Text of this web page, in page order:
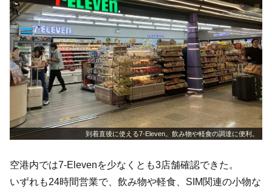
到着直後に使える7-Eleven。飲み物や軽食の調達に便利。
空港内では7-Elevenを少なくとも3店舗確認できた。
いずれも24時間営業で、飲み物や軽食、SIM関連の小物な